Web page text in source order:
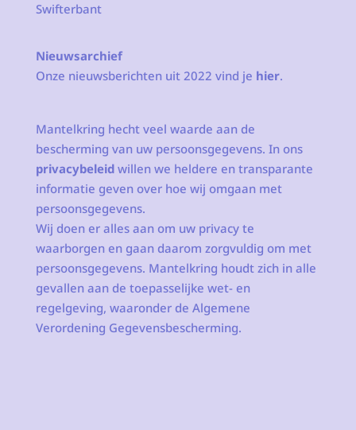
Swifterbant
Nieuwsarchief
Onze nieuwsberichten uit 2022 vind je hier.
Mantelkring hecht veel waarde aan de
bescherming van uw persoonsgegevens. In ons
privacybeleidwillen we heldere en transparante
informatie geven over hoe wij omgaan met
persoonsgegevens.
Wij doen er alles aan om uw privacy te
waarborgen en gaan daarom zorgvuldig om met
persoonsgegevens. Mantelkring houdt zich in alle
gevallen aan de toepasselijke wet- en
regelgeving, waaronder de Algemene
Verordening Gegevensbescherming.